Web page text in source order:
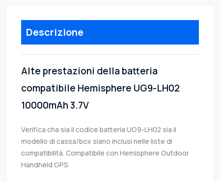
Descrizione
Alte prestazioni della batteria
compatibile Hemisphere UG9-LH02
10000mAh 3.7V
Verifica cha sia il codice batteria UG9-LH02 sia il
modello di cassa/box siano inclusi nelle liste di
compatibilità. Compatibile con Hemisphere Outdoor
Handheld GPS